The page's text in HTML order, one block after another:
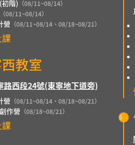
階) （08/11~08/14）
（08/11~08/14）
營 （08/11~08/14、08/18~08/21）
教室
路西段24號(東寧地下道旁)
營 （08/11~08/14、08/18~08/21）
作營 （08/18~08/21）